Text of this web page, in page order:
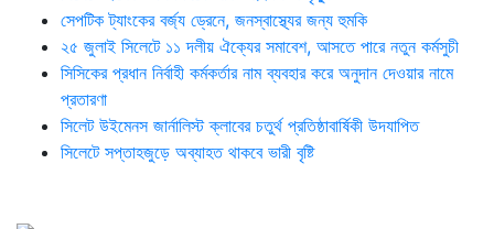
সেপটিক ট্যাংকের বর্জ্য ড্রেনে, জনস্বাস্থ্যের জন্য হুমকি
২৫ জুলাই সিলেটে ১১ দলীয় ঐক্যের সমাবেশ, আসতে পারে নতুন কর্মসুচী
সিসিকের প্রধান নির্বাহী কর্মকর্তার নাম ব্যবহার করে অনুদান দেওয়ার নামে
প্রতারণা
সিলেট উইমেনস জার্নালিস্ট ক্লাবের চতুর্থ প্রতিষ্ঠাবার্ষিকী উদযাপিত
সিলেটে সপ্তাহজুড়ে অব্যাহত থাকবে ভারী বৃষ্টি